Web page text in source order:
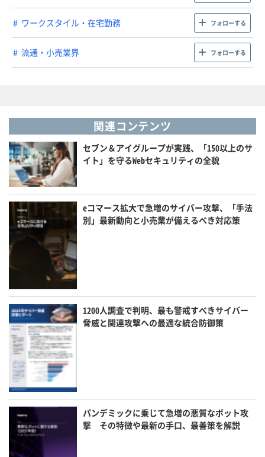
ワークスタイル・在宅勤務 フォローする
流通・小売業界 フォローする
関連コンテンツ
セブン＆アイグループが実践、「150以上のサ
イト」を守るWebセキュリティの全貌
eコマース拡大で急増のサイバー攻撃、「手法
別」最新動向と小売業が備えるべき対応策
1200人調査で判明、最も警戒すべきサイバー
脅威と関連攻撃への最適な統合防御策
パンデミックに乗じて急増の悪質なボット攻
撃 その特徴や最新の手口、最善策を解説